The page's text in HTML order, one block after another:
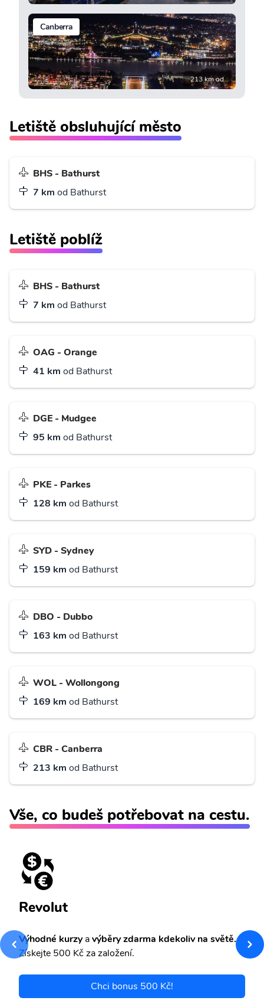
Canberra
213 km od
Letiště obsluhující město
BHS - Bathurst
7 km od Bathurst
Letiště poblíž
BHS - Bathurst
7 km od Bathurst
OAG - Orange
41 km od Bathurst
DGE - Mudgee
95 km od Bathurst
PKE - Parkes
128 km od Bathurst
SYD - Sydney
159 km od Bathurst
DBO - Dubbo
163 km od Bathurst
WOL - Wollongong
169 km od Bathurst
CBR - Canberra
213 km od Bathurst
Vše, co budeš potřebovat na cestu.
Revolut
Výhodné kurzyavýběry zdarma kdekoliv na světě.
Získejte 500 Kč za založení.
Chci bonus 500 Kč!